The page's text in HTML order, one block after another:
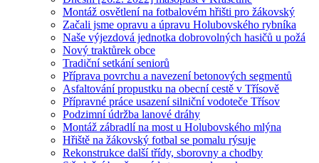
Montáž osvětlení na fotbalovém hřišti pro žákovský
Začali jsme opravu a úpravu Holubovského rybníka
Naše výjezdová jednotka dobrovolných hasičů u požá
Nový traktůrek obce
Tradiční setkání seniorů
Příprava povrchu a navezení betonových segmentů
Asfaltování propustku na obecní cestě v Třísově
Přípravné práce usazení silniční vodoteče Třísov
Podzimní údržba lanové dráhy
Montáž zábradlí na most u Holubovského mlýna
Hřiště na žákovský fotbal se pomalu rýsuje
Rekonstrukce další třídy, sborovny a chodby